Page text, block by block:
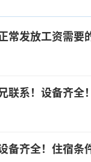
常发放工资需要
联系！设备齐全
备齐全！住宿条